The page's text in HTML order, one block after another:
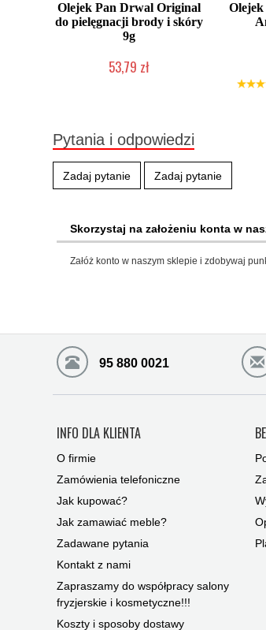
Olejek Pan Drwal Original
do pielęgnacji brody i skóry
9g
53,79 zł
Pytania i odpowiedzi
Zadaj pytanie Zadaj pytanie
Skorzystaj na założeniu konta w
Załóż konto w naszym sklepie i zdobywaj
95 880 0021
INFO DLA KLIENTA
O firmie
Zamówienia telefoniczne
Jak kupować?
Jak zamawiać meble?
Zadawane pytania
Kontakt z nami
Zapraszamy do współpracy salony
fryzjerskie i kosmetyczne!!!
Koszty i sposoby dostawy